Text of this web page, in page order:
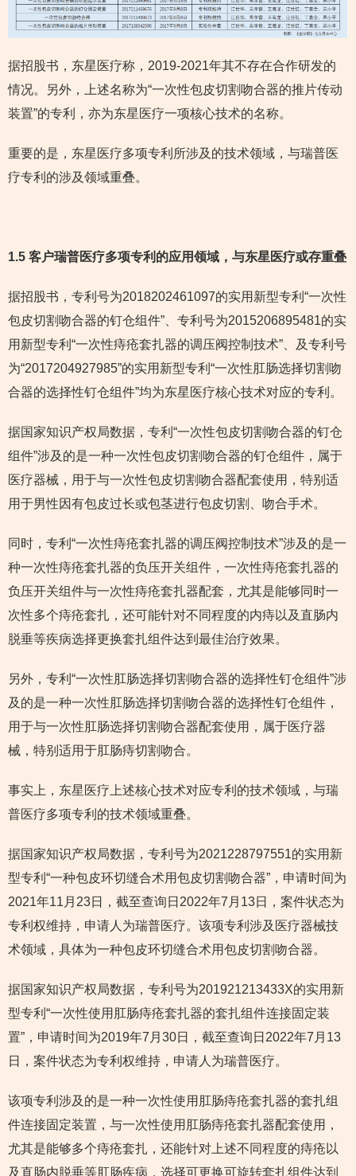
据招股书，东星医疗称，2019-2021年其不存在合作研发的
情况。另外，上述名称为“一次性包皮切割吻合器的推片传动
装置”的专利，亦为东星医疗一项核心技术的名称。
重要的是，东星医疗多项专利所涉及的技术领域，与瑞普医
疗专利的涉及领域重叠。
1.5 客户瑞普医疗多项专利的应用领域，与东星医疗或存重叠
据招股书，专利号为2018202461097的实用新型专利“一次性
包皮切割吻合器的钉仓组件”、专利号为2015206895481的实
用新型专利“一次性痔疮套扎器的调压阀控制技术”、及专利号
为“2017204927985”的实用新型专利“一次性肛肠选择切割吻
合器的选择性钉仓组件”均为东星医疗核心技术对应的专利。
据国家知识产权局数据，专利“一次性包皮切割吻合器的钉仓
组件”涉及的是一种一次性包皮切割吻合器的钉仓组件，属于
医疗器械，用于与一次性包皮切割吻合器配套使用，特别适
用于男性因有包皮过长或包茎进行包皮切割、吻合手术。
同时，专利“一次性痔疮套扎器的调压阀控制技术”涉及的是一
种一次性痔疮套扎器的负压开关组件，一次性痔疮套扎器的
负压开关组件与一次性痔疮套扎器配套，尤其是能够同时一
次性多个痔疮套扎，还可能针对不同程度的内痔以及直肠内
脱垂等疾病选择更换套扎组件达到最佳治疗效果。
另外，专利“一次性肛肠选择切割吻合器的选择性钉仓组件”涉
及的是一种一次性肛肠选择切割吻合器的选择性钉仓组件，
用于与一次性肛肠选择切割吻合器配套使用，属于医疗器
械，特别适用于肛肠痔切割吻合。
事实上，东星医疗上述核心技术对应专利的技术领域，与瑞
普医疗多项专利的技术领域重叠。
据国家知识产权局数据，专利号为2021228797551的实用新
型专利“一种包皮环切缝合术用包皮切割吻合器”，申请时间为
2021年11月23日，截至查询日2022年7月13日，案件状态为
专利权维持，申请人为瑞普医疗。该项专利涉及医疗器械技
术领域，具体为一种包皮环切缝合术用包皮切割吻合器。
据国家知识产权局数据，专利号为201921213433X的实用新
型专利“一次性使用肛肠痔疮套扎器的套扎组件连接固定装
置”，申请时间为2019年7月30日，截至查询日2022年7月13
日，案件状态为专利权维持，申请人为瑞普医疗。
该项专利涉及的是一种一次性使用肛肠痔疮套扎器的套扎组
件连接固定装置，与一次性使用肛肠痔疮套扎器配套使用，
尤其是能够多个痔疮套扎，还能针对上述不同程度的痔疮以
及直肠内脱垂等肛肠疾病，选择可更换可旋转套扎组件达到